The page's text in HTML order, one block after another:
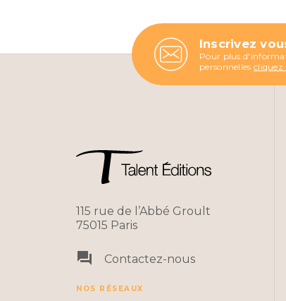
Inscrivez
Pour plus
personnelles cliquez
115 rue de l’Abbé Groult
75015 Paris
question_answer Contactez-nous
NOS RÉSEAUX